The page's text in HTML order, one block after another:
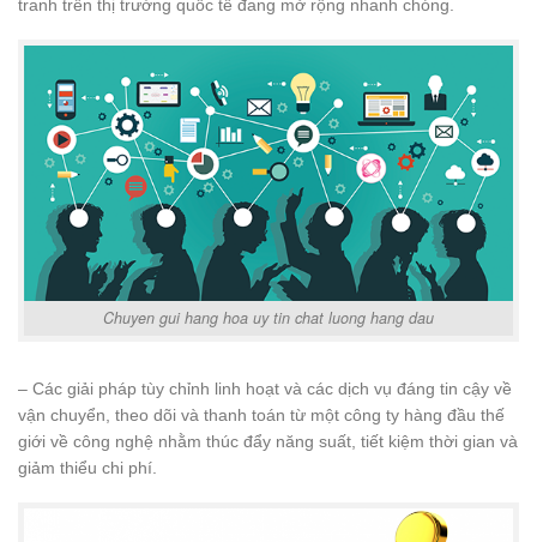
tranh trên thị trường quốc tế đang mở rộng nhanh chóng.
Chuyen gui hang hoa uy tin chat luong hang dau
– Các giải pháp tùy chỉnh linh hoạt và các dịch vụ đáng tin cậy về
vận chuyển, theo dõi và thanh toán từ một công ty hàng đầu thế
giới về công nghệ nhằm thúc đẩy năng suất, tiết kiệm thời gian và
giảm thiểu chi phí.